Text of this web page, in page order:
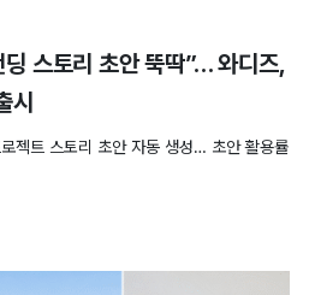
스토리 초안 뚝딱”… 와디즈,
시
젝트 스토리 초안 자동 생성… 초안 활용률